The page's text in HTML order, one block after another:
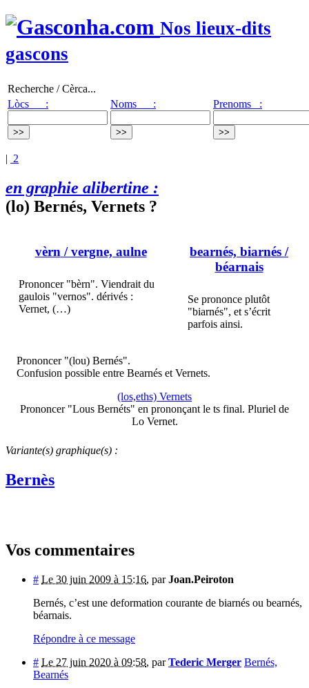
Nos lieux-dits
gascons
Recherche / Cèrca...
Lòcs :
Noms : Prenoms :
| 2
en graphie alibertine :
(lo) Bernés, Vernets ?
vèrn/ vergne, aulne
Prononcer "bèrn". Viendrait du
gaulois "vernos". dérivés :
Vernet, (…)
bearnés, biarnés /
béarnais
Se prononce plutôt
"biarnés", et s’écrit
parfois ainsi.
Prononcer "(lou) Bernés".
Confusion possible entre Bearnés et Vernets.
(los,eths) Vernets
Prononcer "Lous Bernéts" en prononçant le ts final. Pluriel de
Lo Vernet.
Variante(s) graphique(s) :
Bernès
Vos commentaires
# Le 30 juin 2009 à 15:16, parJoan.Peiroton
Bernés, c’est une deformation courante de biarnés ou bearnés,
béarnais.
Répondre à ce message
# Le 27 juin 2020 à 09:58, parTederic Merger Bernés,
Bearnés